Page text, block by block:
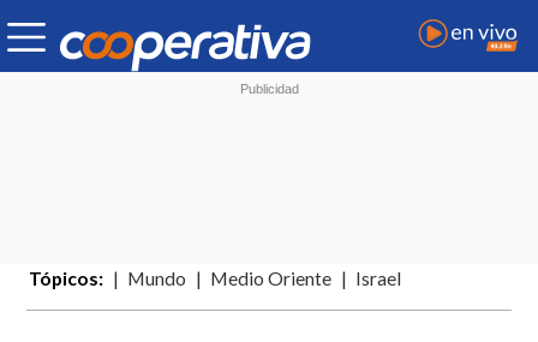
Tópicos: Mundo Medio Oriente Israel